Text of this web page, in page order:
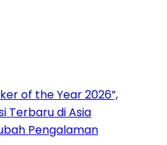
of the Year 2026”,
Terbaru di Asia
Pengalaman